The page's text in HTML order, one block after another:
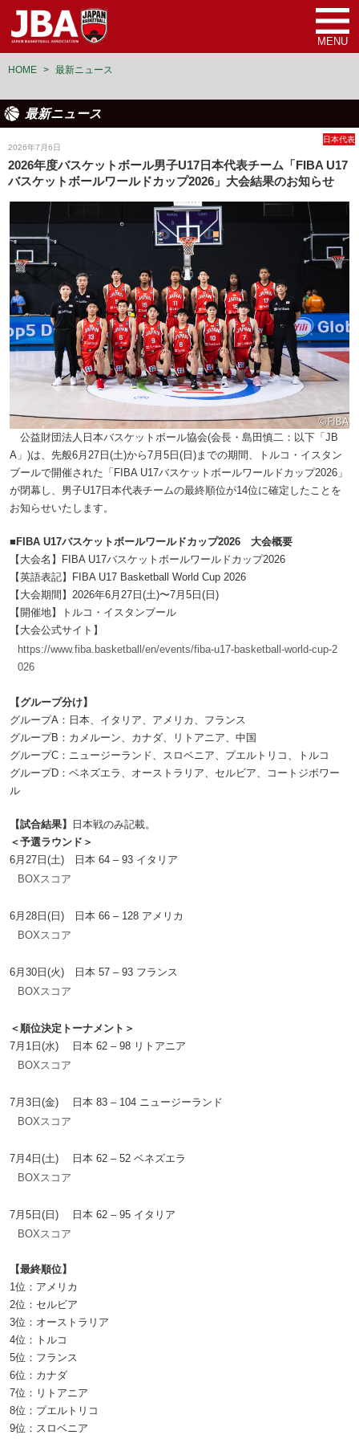
MENU
HOME > 最新ニュース
最新ニュース
2026年7月6日
日本代表
2026年度バスケットボール男子U17日本代表チーム「FIBA U17
バスケットボールワールドカップ2026」大会結果のお知らせ
公益財団法人日本バスケットボール協会(会長・島田慎二：以下「JB
A」)は、先般6月27日(土)から7月5日(日)までの期間、トルコ・イスタン
ブールで開催された「FIBA U17バスケットボールワールドカップ2026」
が閉幕し、男子U17日本代表チームの最終順位が14位に確定したことを
お知らせいたします。
■FIBA U17バスケットボールワールドカップ2026 大会概要
【大会名】FIBA U17バスケットボールワールドカップ2026
【英語表記】FIBA U17 Basketball World Cup 2026
【大会期間】2026年6月27日(土)〜7月5日(日)
【開催地】トルコ・イスタンブール
【大会公式サイト】
https://www.fiba.basketball/en/events/fiba-u17-basketball-world-cup-2
026
【グループ分け】
グループA：日本、イタリア、アメリカ、フランス
グループB：カメルーン、カナダ、リトアニア、中国
グループC：ニュージーランド、スロベニア、プエルトリコ、トルコ
グループD：ベネズエラ、オーストラリア、セルビア、コートジボワー
ル
【試合結果】
日本戦のみ記載。
＜予選ラウンド＞
6月27日(土) 日本 64 – 93 イタリア
BOXスコア
6月28日(日) 日本 66 – 128 アメリカ
BOXスコア
6月30日(火) 日本 57 – 93 フランス
BOXスコア
＜順位決定トーナメント＞
7月1日(水) 日本 62 – 98 リトアニア
BOXスコア
7月3日(金) 日本 83 – 104 ニュージーランド
BOXスコア
7月4日(土) 日本 62 – 52 ベネズエラ
BOXスコア
7月5日(日) 日本 62 – 95 イタリア
BOXスコア
【最終順位】
1位：アメリカ
2位：セルビア
3位：オーストラリア
4位：トルコ
5位：フランス
6位：カナダ
7位：リトアニア
8位：プエルトリコ
9位：スロベニア